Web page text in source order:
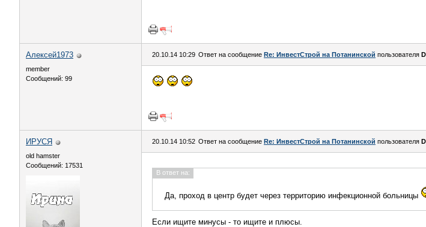
Алексей1973
member
Сообщений: 99
20.10.14 10:29 Ответ на сообщение Re: ИнвестСтрой на Потанинской пользователя
ИРУСЯ
old hamster
Сообщений: 17531
20.10.14 10:52 Ответ на сообщение Re: ИнвестСтрой на Потанинской пользователя
В ответ на:
Да, проход в центр будет через территорию инфекционной больницы
Если ищите минусы - то ищите и плюсы.